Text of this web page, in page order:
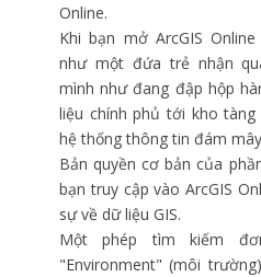
Online.
Khi bạn mở ArcGIS
như một đứa trẻ nhận
mình như đang đập hộp
liệu chính phủ tới kho
hệ thống thông tin đám
Bản quyền cơ bản của
bạn truy cập vào ArcGIS
sự về dữ liệu GIS.
Một phép tìm kiếm
"Environment" (môi